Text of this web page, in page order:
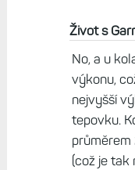
Život s
No, a u
výkonu,
nejvyšší
tepovku.
(což je tak